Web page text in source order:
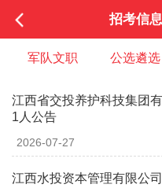
招考信
军队文职 公选遴选
江西省交投养护科技集团
1人公告
2026-07-27
江西水投资本管理有限公